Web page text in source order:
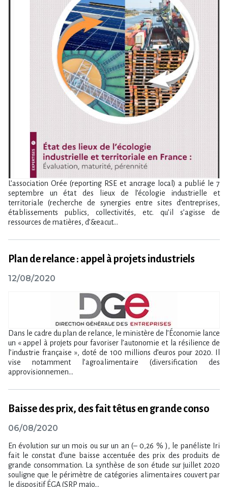
L’association Orée (reporting RSE et ancrage local) a publié le 7
septembre un état des lieux de l’écologie industrielle et
territoriale (recherche de synergies entre sites d’entreprises,
établissements publics, collectivités, etc. qu’il s’agisse de
ressources de matières, d’&eacut...
Plan de relance : appel à projets industriels
12/08/2020
Dans le cadre du plan de relance, le ministère de l’Économie lance
un « appel à projets pour favoriser l’autonomie et la résilience de
l’industrie française », doté de 100 millions d’euros pour 2020. Il
vise notamment l’agroalimentaire (diversification des
approvisionnemen...
Baisse des prix, des fait têtus en grande conso
06/08/2020
En évolution sur un mois ou sur un an (– 0,26 % ), le panéliste Iri
fait le constat d’une baisse accentuée des prix des produits de
grande consommation. La synthèse de son étude sur juillet 2020
souligne que le périmètre de catégories alimentaires couvert par
le dispositif ÉGA (SRP majo...